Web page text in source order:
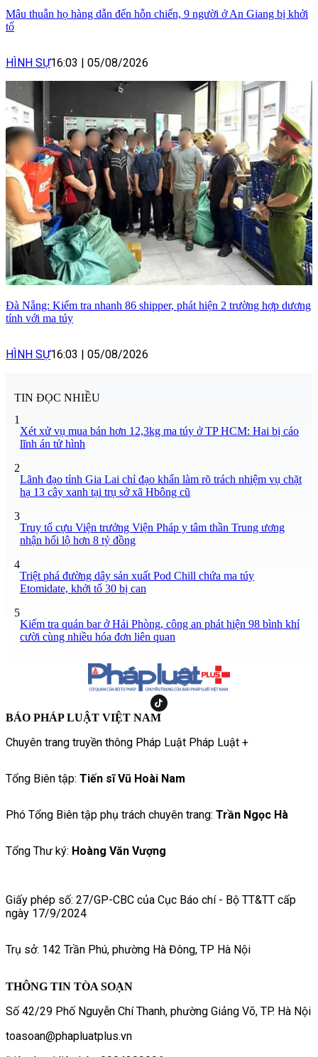
Mâu thuẫn họ hàng dẫn đến hỗn chiến, 9 người ở An Giang bị khởi
tố
HÌNH SỰ16:03 05/08/2026
Đà Nẵng: Kiểm tra nhanh 86 shipper, phát hiện 2 trường hợp dương
tính với ma túy
HÌNH SỰ16:03 05/08/2026
TIN ĐỌC NHIỀU
1
Xét xử vụ mua bán hơn 12,3kg ma túy ở TP HCM: Hai bị cáo
lĩnh án tử hình
2
Lãnh đạo tỉnh Gia Lai chỉ đạo khẩn làm rõ trách nhiệm vụ chặt
hạ 13 cây xanh tại trụ sở xã Hbông cũ
3
Truy tố cựu Viện trưởng Viện Pháp y tâm thần Trung ương
nhận hối lộ hơn 8 tỷ đồng
4
Triệt phá đường dây sản xuất Pod Chill chứa ma túy
Etomidate, khởi tố 30 bị can
5
Kiểm tra quán bar ở Hải Phòng, công an phát hiện 98 bình khí
cười cùng nhiều hóa đơn liên quan
BÁO PHÁP LUẬT VIỆT NAM
Chuyên trang truyền thông Pháp Luật Pháp Luật +
Tổng Biên tập: Tiến sĩ Vũ Hoài Nam
Phó Tổng Biên tập phụ trách chuyên trang: Trần Ngọc Hà
Tổng Thư ký: Hoàng Văn Vượng
Giấy phép số: 27/GP-CBC của Cục Báo chí - Bộ TT&TT cấp
ngày 17/9/2024
Trụ sở: 142 Trần Phú, phường Hà Đông, TP Hà Nội
THÔNG TIN TÒA SOẠN
Số 42/29 Phố Nguyễn Chí Thanh, phường Giảng Võ, TP. Hà Nội
toasoan@phapluatplus.vn